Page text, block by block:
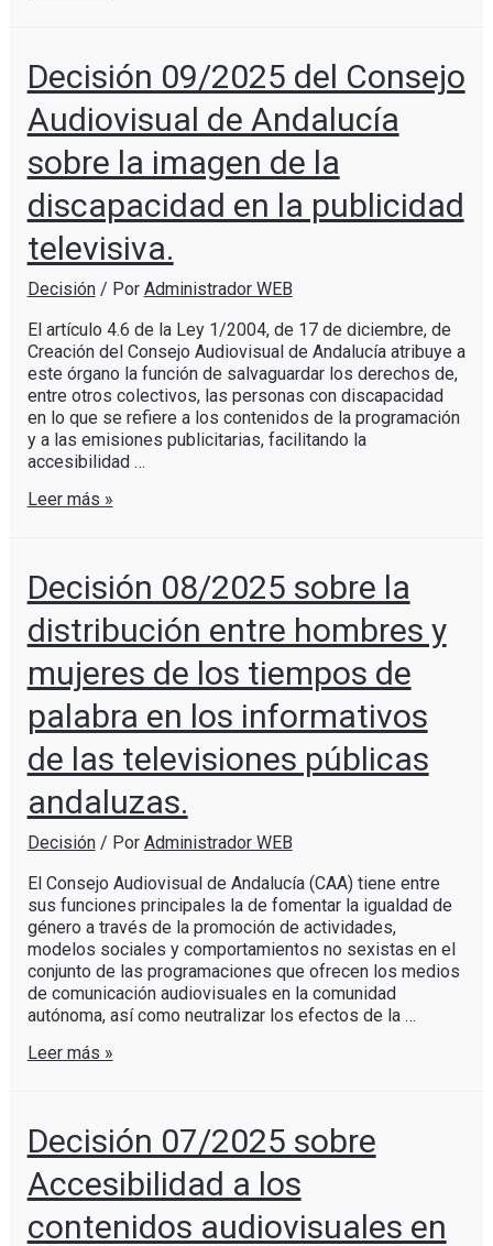
Decisión 09/2025 del Consejo
Audiovisual de Andalucía
sobre la imagen de la
discapacidad en la publicidad
televisiva.
Decisión/ Por Administrador WEB
El artículo 4.6 de la Ley 1/2004, de 17 de diciembre, de
Creación del Consejo Audiovisual de Andalucía atribuye a
este órgano la función de salvaguardar los derechos de,
entre otros colectivos, las personas con discapacidad
en lo que se refiere a los contenidos de la programación
y a las emisiones publicitarias, facilitando la
accesibilidad …
Leer más »
Decisión 08/2025 sobre la
distribución entre hombres y
mujeres de los tiempos de
palabra en los informativos
de las televisiones públicas
andaluzas.
Decisión/ Por Administrador WEB
El Consejo Audiovisual de Andalucía (CAA) tiene entre
sus funciones principales la de fomentar la igualdad de
género a través de la promoción de actividades,
modelos sociales y comportamientos no sexistas en el
conjunto de las programaciones que ofrecen los medios
de comunicación audiovisuales en la comunidad
autónoma, así como neutralizar los efectos de la …
Leer más »
Decisión 07/2025 sobre
Accesibilidad a los
contenidos audiovisuales en